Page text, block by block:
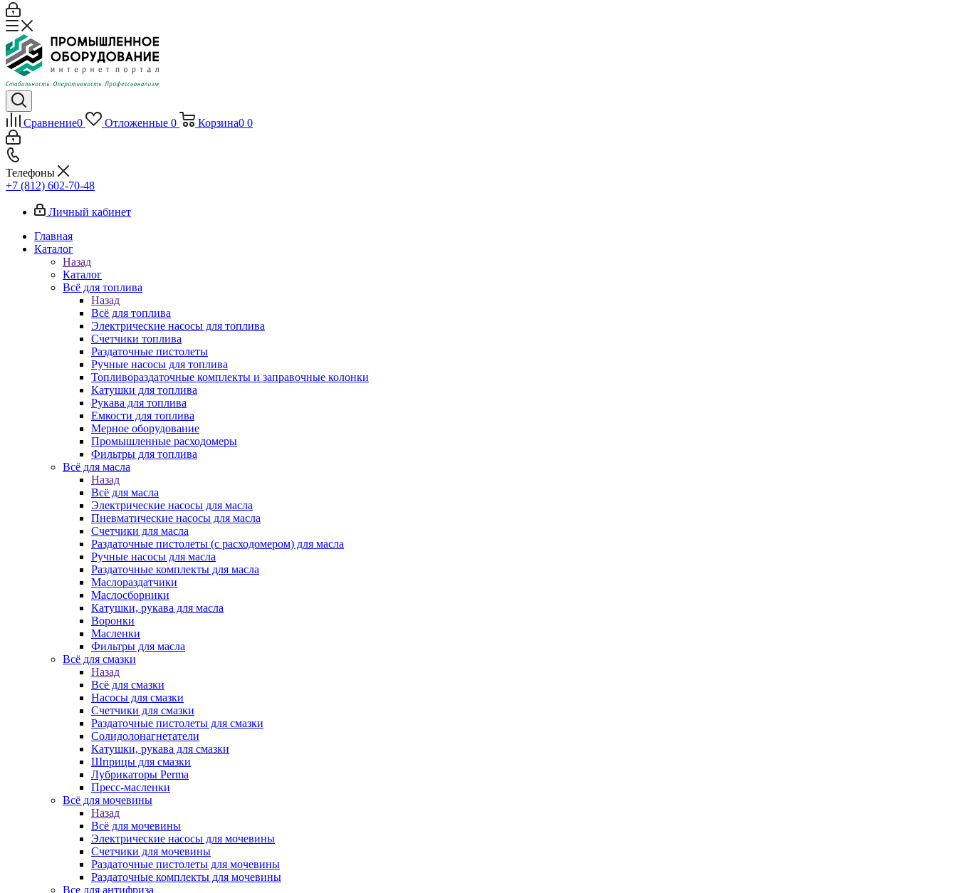
Сравнение0 Отложенные 0 Корзина0 0
Телефоны
+7 (812) 602-70-48
Личный кабинет
Главная
Каталог
Назад
Каталог
Всё для топлива
Назад
Всё для топлива
Электрические насосы для топлива
Счетчики топлива
Раздаточные пистолеты
Ручные насосы для топлива
Топливораздаточные комплекты и заправочные колонки
Катушки для топлива
Рукава для топлива
Емкости для топлива
Мерное оборудование
Промышленные расходомеры
Фильтры для топлива
Всё для масла
Назад
Всё для масла
Электрические насосы для масла
Пневматические насосы для масла
Счетчики для масла
Раздаточные пистолеты (с расходомером) для масла
Ручные насосы для масла
Раздаточные комплекты для масла
Маслораздатчики
Маслосборники
Катушки, рукава для масла
Воронки
Масленки
Фильтры для масла
Всё для смазки
Назад
Всё для смазки
Насосы для смазки
Счетчики для смазки
Раздаточные пистолеты для смазки
Солидолонагнетатели
Катушки, рукава для смазки
Шприцы для смазки
Лубрикаторы Perma
Пресс-масленки
Всё для мочевины
Назад
Всё для мочевины
Электрические насосы для мочевины
Счетчики для мочевины
Раздаточные пистолеты для мочевины
Раздаточные комплекты для мочевины
Все для антифриза